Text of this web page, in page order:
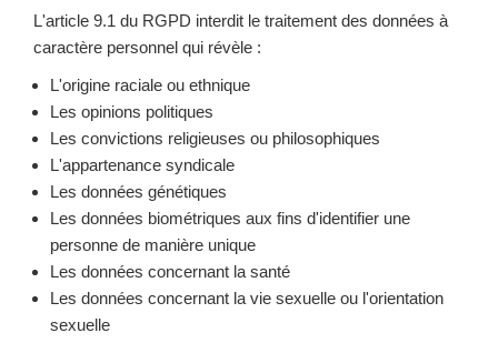
L'article 9.1 du RGPD interdit le traitement des données à
caractère personnel qui révèle :
L'origine raciale ou ethnique
Les opinions politiques
Les convictions religieuses ou philosophiques
L'appartenance syndicale
Les données génétiques
Les données biométriques aux fins d'identifier une
personne de manière unique
Les données concernant la santé
Les données concernant la vie sexuelle ou l'orientation
sexuelle